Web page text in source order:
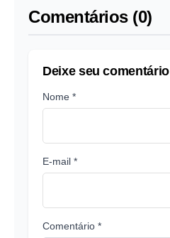
Comentários (0)
Deixe seu comentário
Nome *
E-mail *
Comentário *